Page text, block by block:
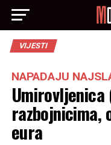
VIJESTI
NAPADAJU
razbojnicima,
eura